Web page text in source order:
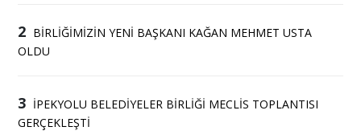
2 BİRLİĞİMİZİN YENİ BAŞKANI KAĞAN MEHMET USTA
OLDU
3 İPEKYOLU BELEDİYELER BİRLİĞİ MECLİS TOPLANTISI
GERÇEKLEŞTİ